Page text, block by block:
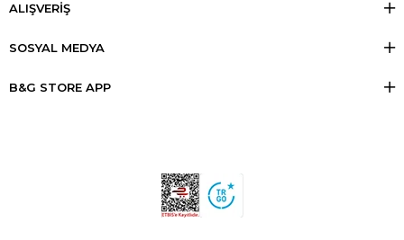
ALIŞVERİŞ
SOSYAL MEDYA
B&G STORE APP